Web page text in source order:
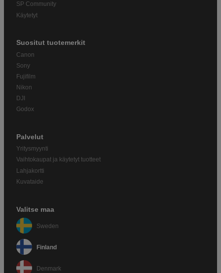
SP Community
Käytetyt
Suositut tuotemerkit
Canon
Sony
Fujifilm
Nikon
DJI
Godox
Palvelut
Yritysmyynti
Vaihtokaupat ja käytetyt tuotteet
Lahjakortti
Kuvataide
Valitse maa
Sweden
Finland
Denmark